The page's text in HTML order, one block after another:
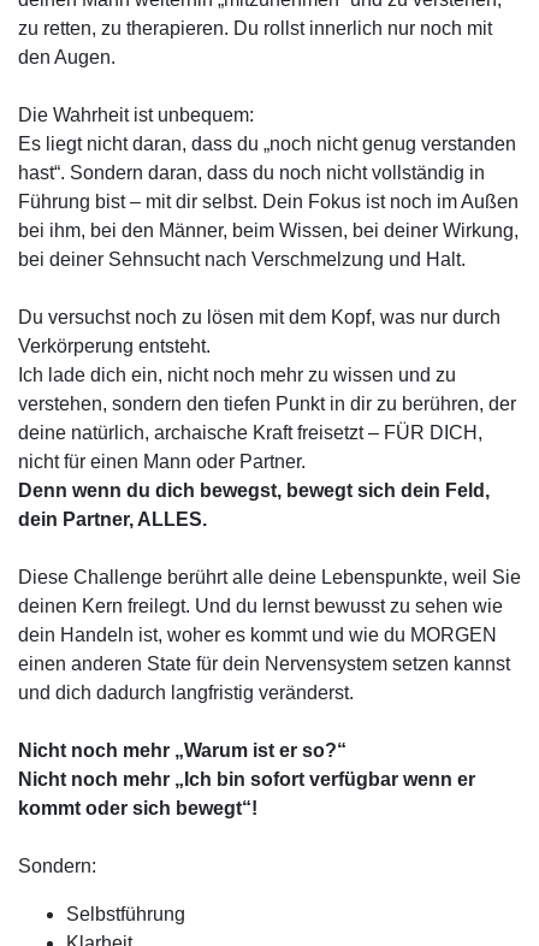
zu retten, zu therapieren. Du rollst innerlich nur noch mit
den Augen.
Die Wahrheit ist unbequem:
Es liegt nicht daran, dass du „noch nicht genug verstanden
hast“. Sondern daran, dass du noch nicht vollständig in
Führung bist – mit dir selbst. Dein Fokus ist noch im Außen
bei ihm, bei den Männer, beim Wissen, bei deiner Wirkung,
bei deiner Sehnsucht nach Verschmelzung und Halt.
Du versuchst noch zu lösen mit dem Kopf, was nur durch
Verkörperung entsteht.
Ich lade dich ein, nicht noch mehr zu wissen und zu
verstehen, sondern den tiefen Punkt in dir zu berühren, der
deine natürlich, archaische Kraft freisetzt – FÜR DICH,
nicht für einen Mann oder Partner.
Denn wenn du dich bewegst, bewegt sich dein Feld,
dein Partner, ALLES.
Diese Challenge berührt alle deine Lebenspunkte, weil Sie
deinen Kern freilegt. Und du lernst bewusst zu sehen wie
dein Handeln ist, woher es kommt und wie du MORGEN
einen anderen State für dein Nervensystem setzen kannst
und dich dadurch langfristig veränderst.
Nicht noch mehr „Warum ist er so?“
Nicht noch mehr „Ich bin sofort verfügbar wenn er
kommt oder sich bewegt“!
Sondern:
Selbstführung